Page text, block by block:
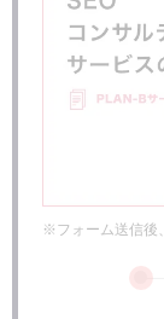
キュレーシ
まとめ：コ
※フォーム送信後